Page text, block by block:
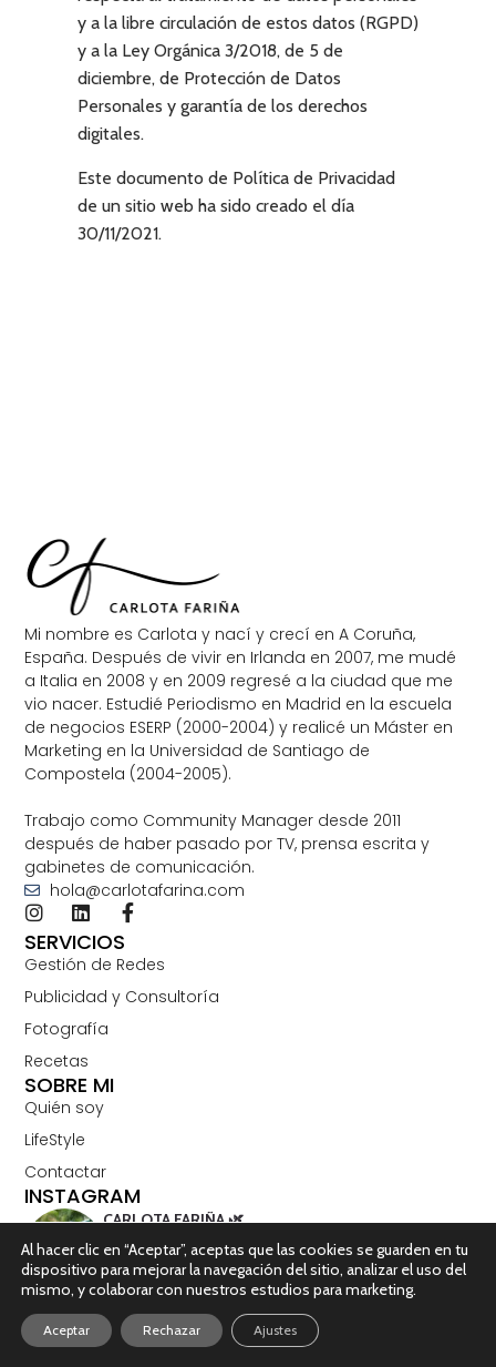
y a la libre circulación de estos datos (RGPD)
y a la Ley Orgánica 3/2018, de 5 de
diciembre, de Protección de Datos
Personales y garantía de los derechos
digitales.
Este documento de Política de Privacidad
de un sitio web ha sido creado el día
30/11/2021.
Mi nombre es Carlota y nací y crecí en A Coruña,
España. Después de vivir en Irlanda en 2007, me mudé
a Italia en 2008 y en 2009 regresé a la ciudad que me
vio nacer. Estudié Periodismo en Madrid en la escuela
de negocios ESERP (2000-2004) y realicé un Máster en
Marketing en la Universidad de Santiago de
Compostela (2004-2005).
Trabajo como Community Manager desde 2011
después de haber pasado por TV, prensa escrita y
gabinetes de comunicación.
hola@carlotafarina.com
SOBRE MI
Quién soy
LifeStyle
Contactar
SERVICIOS
Gestión de Redes
Publicidad y Consultoría
Fotografía
Recetas
INSTAGRAM
CARLOTA FARIÑA 🌿
@carlotafarina
✧ Planes, viajes, eventos y gastronomía
#coruñasemueve ➳ Periodista y Community Manager ➳
Colaboraciones: hola@carlotafarina.com 📍España
Al hacer clic en “Aceptar”, aceptas que las cookies se guarden en tu
dispositivo para mejorar la navegación del sitio, analizar el uso del
mismo, y colaborar con nuestros estudios para marketing.
Aceptar Rechazar Ajustes